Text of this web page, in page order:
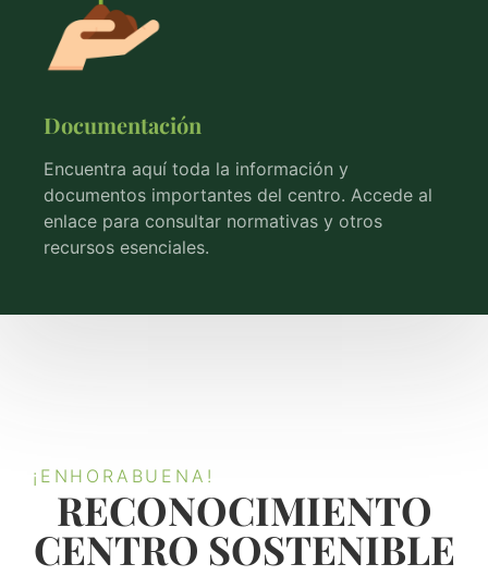
Documentación
Encuentra aquí toda la información y
documentos importantes del centro. Accede al
enlace para consultar normativas y otros
recursos esenciales.
¡ENHORABUENA!
RECONOCIMIENTO
CENTRO SOSTENIBLE​